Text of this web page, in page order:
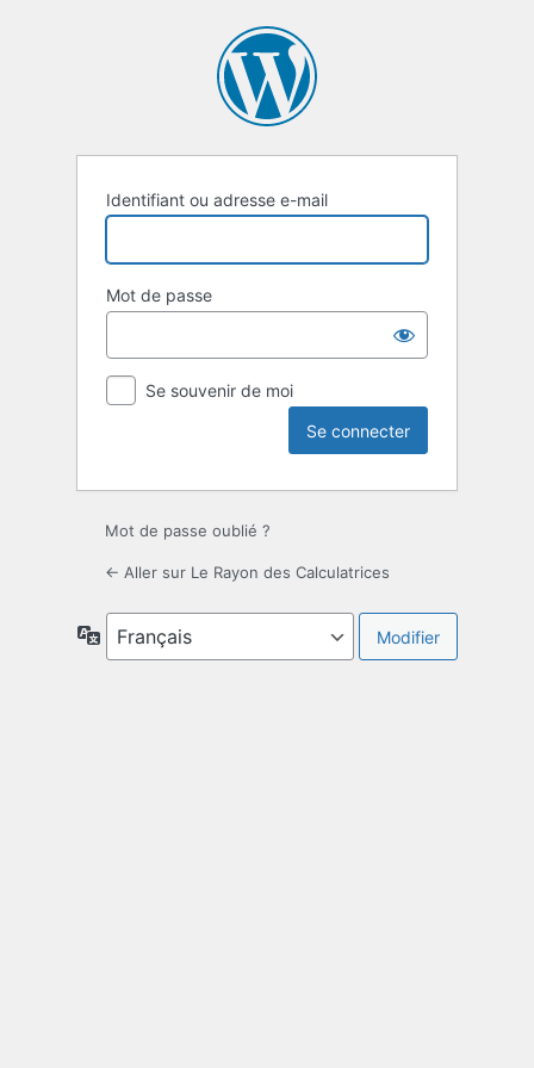
Identifiant ou adresse e-mail
Mot de passe
Se souvenir de moi
Mot de passe oublié ?
← Aller sur Le Rayon des Calculatrices
Langue